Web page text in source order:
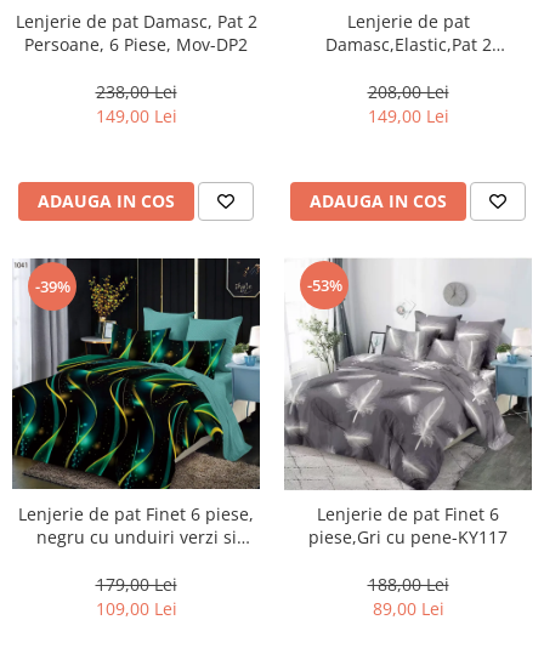
Lenjerie de pat Damasc, Pat 2
Persoane, 6 Piese, Mov-DP2
238,00 Lei
149,00 Lei
ADAUGA IN COS
Lenjerie de pat
Damasc,Elastic,Pat 2
DJ13
208,00 Lei
149,00 Lei
ADAUGA IN COS
-39%
Lenjerie de pat Finet 6 piese,
negru cu unduiri verzi si
179,00 Lei
109,00 Lei
-53%
Lenjerie de pat Finet 6
piese,Gri cu pene-KY117
188,00 Lei
89,00 Lei